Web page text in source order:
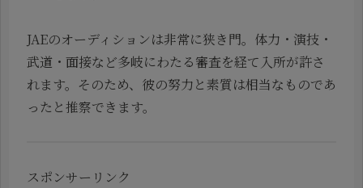
JAEのオーディションは非常に狭き門。体力・演技・
武道・面接など多岐にわたる審査を経て入所が許さ
れます。そのため、彼の努力と素質は相当なものであ
ったと推察できます。
スポンサーリンク